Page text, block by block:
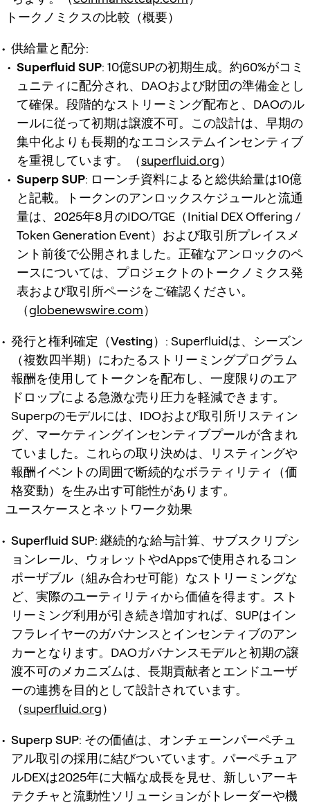
トークノミクスの比較（概要）
供給量と配分:
Superfluid SUP: 10億SUPの初期生成。約60%がコミ
ュニティに配分され、DAOおよび財団の準備金とし
て確保。段階的なストリーミング配布と、DAOのル
ールに従って初期は譲渡不可。この設計は、早期の
集中化よりも長期的なエコシステムインセンティブ
を重視しています。（superfluid.org）
Superp SUP: ローンチ資料によると総供給量は10億
と記載。トークンのアンロックスケジュールと流通
量は、2025年8月のIDO/TGE（Initial DEX Offering /
Token Generation Event）および取引所プレイスメ
ント前後で公開されました。正確なアンロックのペ
ースについては、プロジェクトのトークノミクス発
表および取引所ページをご確認ください。
（globenewswire.com）
発行と権利確定（Vesting） : Superfluidは、シーズン
（複数四半期）にわたるストリーミングプログラム
報酬を使用してトークンを配布し、一度限りのエア
ドロップによる急激な売り圧力を軽減できます。
Superpのモデルには、IDOおよび取引所リスティン
グ、マーケティングインセンティブプールが含まれ
ていました。これらの取り決めは、リスティングや
報酬イベントの周囲で断続的なボラティリティ（価
格変動）を生み出す可能性があります。
ユースケースとネットワーク効果
Superfluid SUP: 継続的な給与計算、サブスクリプシ
ョンレール、ウォレットやdAppsで使用されるコン
ポーザブル（組み合わせ可能）なストリーミングな
ど、実際のユーティリティから価値を得ます。スト
リーミング利用が引き続き増加すれば、SUPはイン
フラレイヤーのガバナンスとインセンティブのアン
カーとなります。DAOガバナンスモデルと初期の譲
渡不可のメカニズムは、長期貢献者とエンドユーザ
ーの連携を目的として設計されています。
（superfluid.org）
Superp SUP: その価値は、オンチェーンパーペチュ
アル取引の採用に結びついています。パーペチュア
ルDEXは2025年に大幅な成長を見せ、新しいアーキ
テクチャと流動性ソリューションがトレーダーや機